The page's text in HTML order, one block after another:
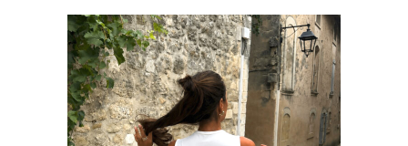
Este producto tiene múltiples variantes. Las opciones se pueden elegir en la página de producto